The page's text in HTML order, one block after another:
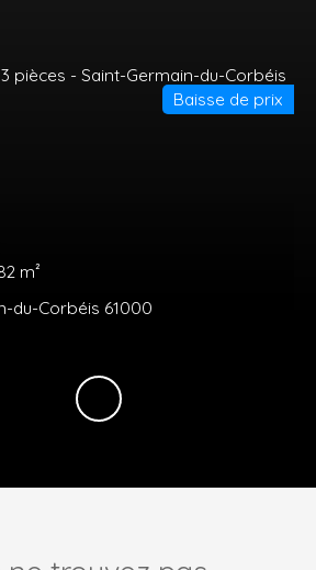
m²
du-Corbéis 61000
Baisse de prix